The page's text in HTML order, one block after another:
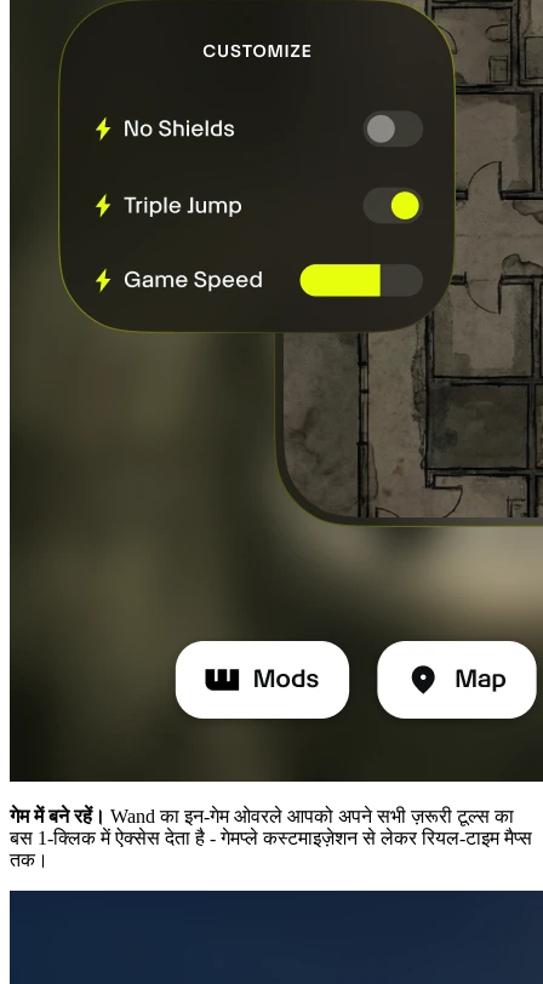
गेम में बने रहें। Wand का इन-गेम ओवरले आपको अपने सभी ज़रूरी टूल्स का
बस 1-क्लिक में ऐक्सेस देता है - गेमप्ले कस्टमाइज़ेशन से लेकर रियल-टाइम मैप्स
तक।